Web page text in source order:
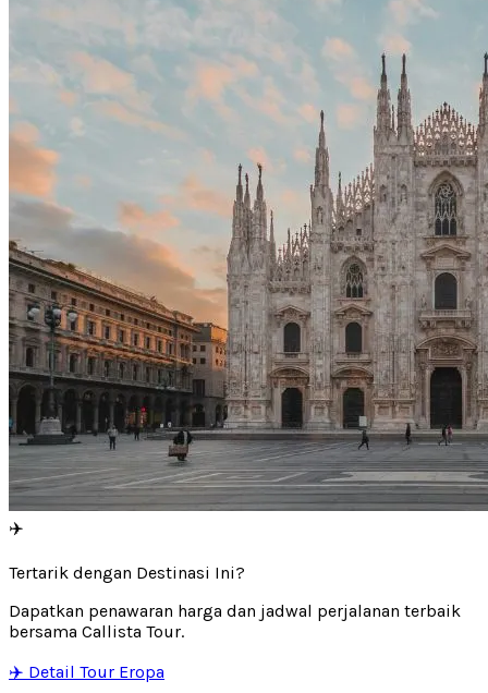
✈️
Tertarik dengan Destinasi Ini?
Dapatkan penawaran harga dan jadwal perjalanan terbaik
bersama Callista Tour.
✈️ Detail Tour Eropa